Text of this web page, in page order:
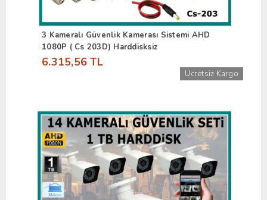
3 Kameralı Güvenlik Kamerası Sistemi AHD
1080P ( Cs 203D) Harddisksiz
6.315,56 TL
Ücretsiz Kargo